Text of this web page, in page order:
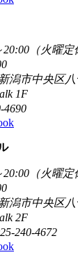
（火曜定
潟市中央区
1F
4690
（火曜定
潟市中央区
2F
240-4672